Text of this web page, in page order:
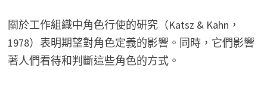
關於工作組織中角色行使的研究（Katsz & Kahn，
1978）表明期望對角色定義的影響。同時，它們影響
著人們看待和判斷這些角色的方式。